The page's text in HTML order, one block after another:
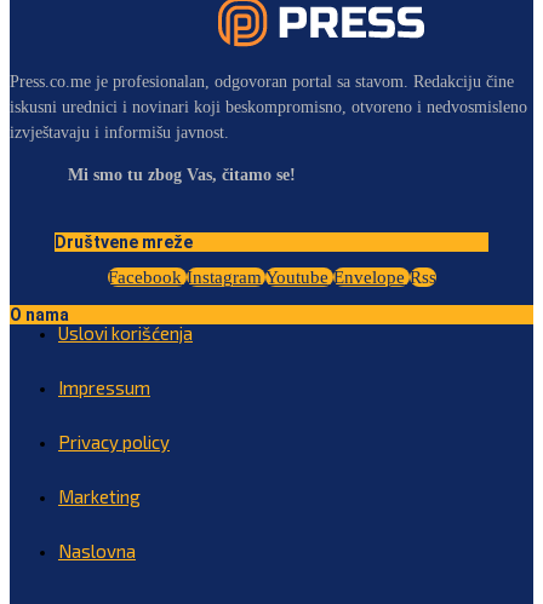
Press.co.me je profesionalan, odgovoran portal sa stavom. Redakciju čine
iskusni urednici i novinari koji beskompromisno, otvoreno i nedvosmisleno
izvještavaju i informišu javnost.
Mi smo tu zbog Vas, čitamo se!
Društvene mreže
Facebook InstagramYoutube Envelope Rss
O nama
Uslovi korišćenja
Impressum
Privacy policy
Marketing
Naslovna